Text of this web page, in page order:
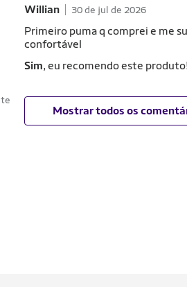
Willian 30 de jul de 2026
Primeiro puma q comprei e me
confortável
Sim, eu recomendo este produto!
Mostrar todos os